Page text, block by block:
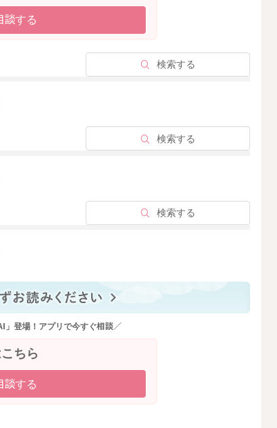
談する
検索する
る
検索する
る
検索する
る
」登場！アプリで今すぐ相談／
ちら
談する